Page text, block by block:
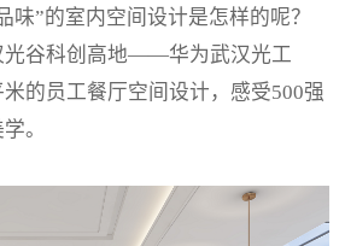
味”的室内空间设计是怎样的呢？
光谷科创高地——华为武汉光工
的员工餐厅空间设计，感受500强
。